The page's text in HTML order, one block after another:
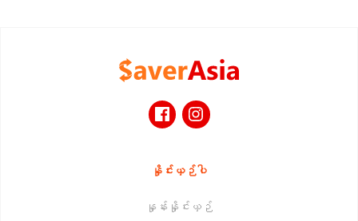
နှိုင်းယှဉ်ပါ
နှုန်းနှိုင်းယှဉ်